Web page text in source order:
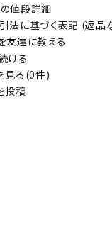
値段詳細
法に基づく表記 (返品
友達に教える
ける
見る(0件)
投稿